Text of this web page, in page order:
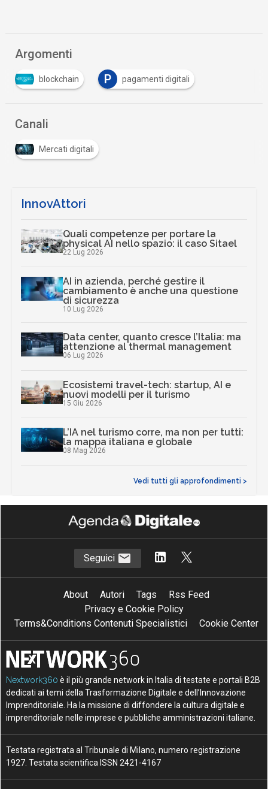
Argomenti
blockchain P pagamenti digitali
Canali
Mercati digitali
InnovAttori
Quali competenze per portare la
physical AI nello spazio: il caso Sitael
22 Lug 2026
AI in azienda, perché gestire il
cambiamento è anche una questione
di sicurezza
10 Lug 2026
Data center, quanto cresce l’Italia: ma
attenzione al thermal management
06 Lug 2026
Ecosistemi travel-tech: startup, AI e
nuovi modelli per il turismo
15 Giu 2026
L’IA nel turismo corre, ma non per tutti:
la mappa italiana e globale
08 Mag 2026
Vedi tutti gli approfondimenti >
Seguici
About Autori Tags
Rss Feed
Privacy e Cookie Policy
Terms&Conditions Contenuti Specialistici
Cookie Center
Nextwork360 è il più grande network in Italia di testate e portali B2B
dedicati ai temi della Trasformazione Digitale e dell’Innovazione
Imprenditoriale. Ha la missione di diffondere la cultura digitale e
imprenditoriale nelle imprese e pubbliche amministrazioni italiane.
Testata registrata al Tribunale di Milano, numero registrazione
1927. Testata scientifica ISSN 2421-4167